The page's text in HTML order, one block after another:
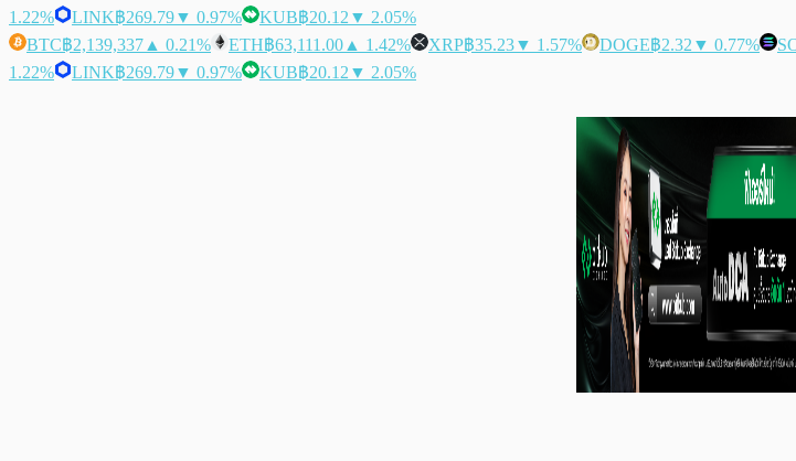
1.22%
LINK฿269.79▼ 0.97% KUB฿20.12 ▼ 2.05%
BTC฿2,139,337 ▲ 0.21% ETH฿63,111.00 ▲ 1.42% XRP฿35.23▼ 1.57% DOGE฿2.32 ▼ 0.77%
1.22%
LINK฿269.79▼ 0.97% KUB฿20.12 ▼ 2.05%